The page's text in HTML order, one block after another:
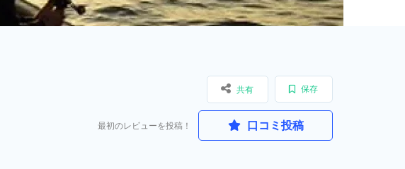
保存
共有
最初のレビューを投稿！ 口コミ投稿